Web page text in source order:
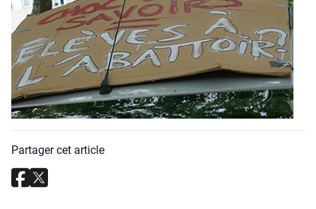
Partager cet article